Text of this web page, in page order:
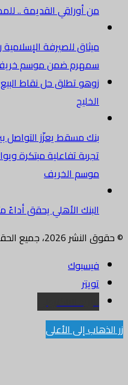
من أوراقي القديمة ..
ميثاق للصيرفة الإسلامية
سمهرم ضمن موسم خريف
الخليج
بنك مسقط يعزّز التواصل
تجربة تفاعلية مبتكرة
موسم الخريف
البنك الأهلي يحقق أداءً
© حقوق النشر 2026، جميع الحقوق محفوظة |
فيسبوك
تويتر
البريد الالكتروني
زر الذهاب إلى الأعلى